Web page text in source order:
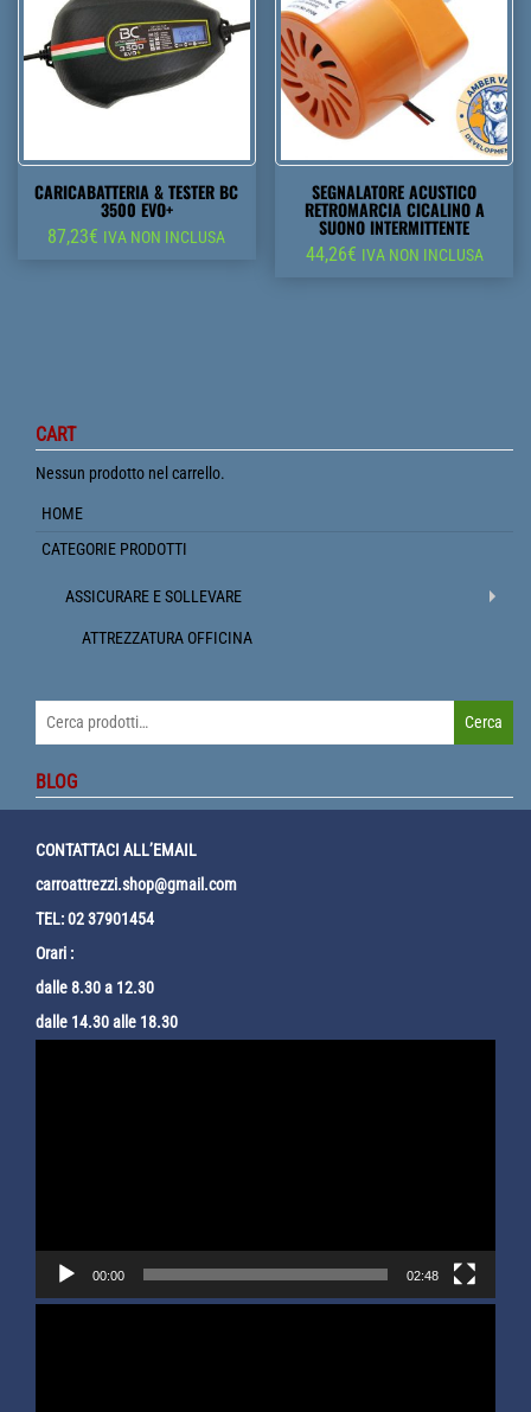
CARICABATTERIA & TESTER BC
3500 EVO+
87,23€ IVA NON INCLUSA
SEGNALATORE ACUSTICO
RETROMARCIA CICALINO A
SUONO INTERMITTENTE
44,26€ IVA NON INCLUSA
CART
Nessun prodotto nel carrello.
HOME
CATEGORIE PRODOTTI
ASSICURARE E SOLLEVARE
ATTREZZATURA OFFICINA
Cerca
BLOG
CONTATTACI ALL’EMAIL
carroattrezzi.shop@gmail.com
TEL: 02 37901454
Orari :
dalle 8.30 a 12.30
dalle 14.30 alle 18.30
00:00 02:48